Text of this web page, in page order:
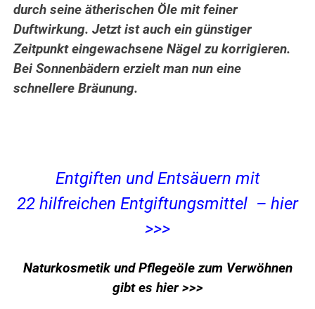
durch seine ätherischen Öle mit feiner
Duftwirkung. Jetzt ist auch ein günstiger
Zeitpunkt eingewachsene Nägel zu korrigieren.
Bei Sonnenbädern erzielt man nun eine
schnellere Bräunung.
Entgiften und Entsäuern mit
22 hilfreichen Entgiftungsmittel – hier
>>>
Naturkosmetik und Pflegeöle zum Verwöhnen
gibt es hier >>>